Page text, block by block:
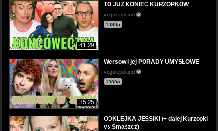
41:29
TO JUŻ KONIEC KURZOPKÓW
vogulepoland
1080p
35:25
Wersow i jej PORADY UMYSŁOWE
vogulepoland
1080p
ODKLEJKA JESSIKI (+ dalej Kurzopki
vs Smaszcz)